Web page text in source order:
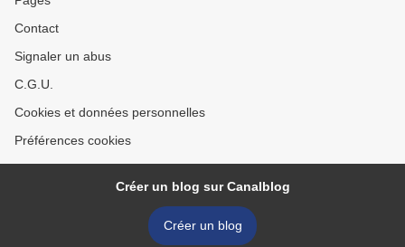
Contact
Signaler un abus
C.G.U.
Cookies et données personnelles
Préférences cookies
Créer un blog sur Canalblog
Créer un blog